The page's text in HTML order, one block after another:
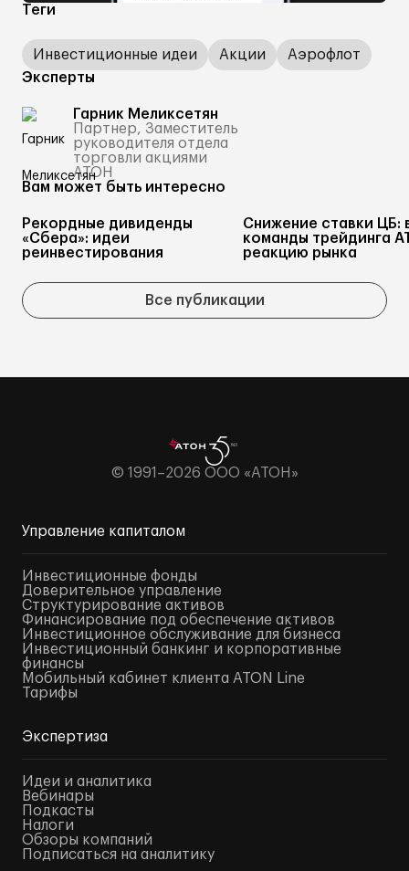
Теги
Инвестиционные идеи Акции
Аэрофлот
Эксперты
Гарник Меликсетян
Партнер, Заместитель
руководителя отдела
торговли акциями
АТОН
Вам может быть интересно
Рекордные дивиденды
«Сбера»: идеи
реинвестирования
Снижение ставки ЦБ:
команды трейдинга
реакцию рынка
Все публикации
© 1991–2026 ООО «АТОН»
Управление капиталом
Инвестиционные фонды
Доверительное управление
Структурирование активов
Финансирование под обеспечение активов
Инвестиционное обслуживание для бизнеса
Инвестиционный банкинг и корпоративные
финансы
Мобильный кабинет клиента ATON Line
Тарифы
Экспертиза
Идеи и аналитика
Вебинары
Подкасты
Налоги
Обзоры компаний
Подписаться на аналитику